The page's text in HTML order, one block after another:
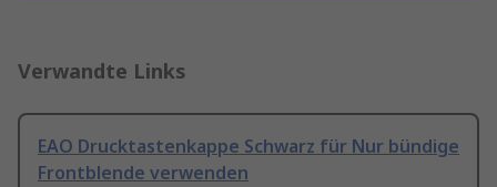
Verwandte Links
EAO Drucktastenkappe Schwarz für Nur bündige
Frontblende verwenden